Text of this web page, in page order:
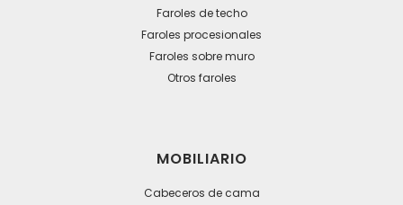
Faroles de techo
Faroles procesionales
Faroles sobre muro
Otros faroles
MOBILIARIO
Cabeceros de cama